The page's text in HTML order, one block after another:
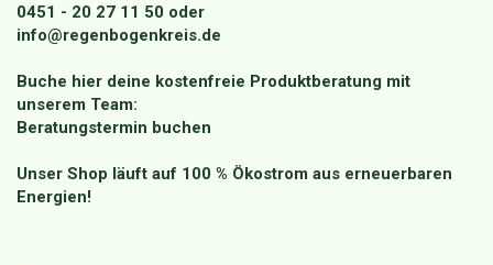
0451 - 20 27 11 50 oder
info@regenbogenkreis.de
Buche hier deine kostenfreie Produktberatung mit
unserem Team:
Beratungstermin buchen
Unser Shop läuft auf 100 % Ökostrom aus erneuerbaren
Energien!